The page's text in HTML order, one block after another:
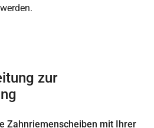
zur
Zahnriemenscheiben mit Ihrer